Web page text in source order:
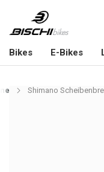
Bikes E-Bikes
Shimano